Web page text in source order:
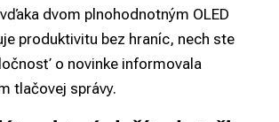
dvom plnohodnotným OLED
produktivitu bez hraníc, nech ste
o novinke informovala
tlačovej správy.